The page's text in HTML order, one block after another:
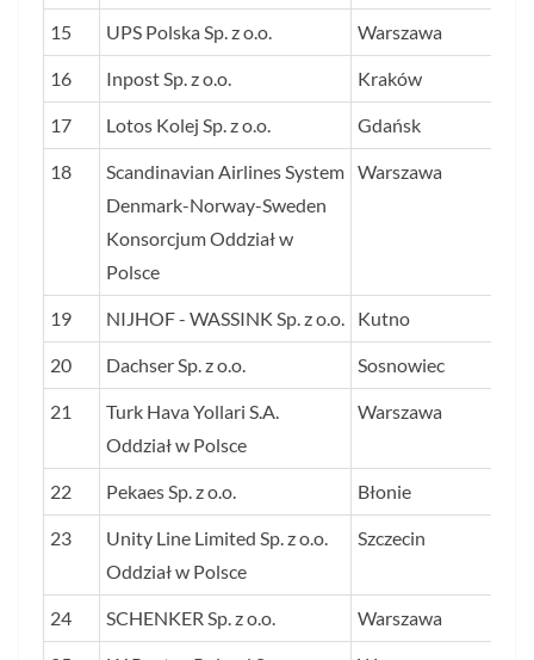
15 UPS Polska Sp. z o.o. Warszawa
16 Inpost Sp. z o.o. Kraków
17 Lotos Kolej Sp. z o.o. Gdańsk
18
Scandinavian Airlines System
Denmark-Norway-Sweden
Konsorcjum Oddział w
Polsce
Warszawa
19 NIJHOF - WASSINK Sp. z o.o. Kutno
20 Dachser Sp. z o.o. Sosnowiec
21
Turk Hava Yollari S.A.
Oddział w Polsce
Warszawa
22 Pekaes Sp. z o.o. Błonie
23
Unity Line Limited Sp. z o.o.
Oddział w Polsce
Szczecin
24 SCHENKER Sp. z o.o. Warszawa